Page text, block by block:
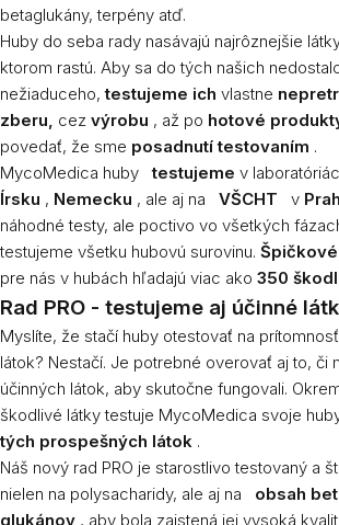
betaglukány, terpény atď.
Huby do seba rady nasávajú najrôznejšie
ktorom rastú. Aby sa do tých našich
nežiaduceho,testujeme ich vlastne
zberu, cez výrobu , až po hotové
povedať, že sme posadnutí testovaním .
MycoMedica huby
testujeme v
Írsku , Nemecku , ale aj na VŠCHT v
náhodné testy, ale poctivo vo všetkých
testujeme všetku hubovú surovinu.
pre nás v hubách hľadajú viac ako 350
Rad PRO - testujeme aj účinné
Myslíte, že stačí huby otestovať na
látok? Nestačí. Je potrebné overovať aj to, či
účinných látok, aby skutočne fungovali.
škodlivé látky testuje MycoMedica svoje
tých prospešných látok .
Náš nový rad PRO je starostlivo testovaný a
nielen na polysacharidy, ale aj na
obsah
glukánov , aby bola zaistená jej vysoká